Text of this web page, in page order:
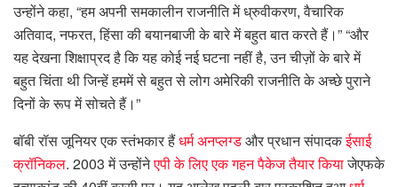
उन्होंने कहा, “हम अपनी समकालीन राजनीति में ध्रुवीकरण, वैचारिक
अतिवाद, नफरत, हिंसा की बयानबाजी के बारे में बहुत बात करते हैं।” “और
यह देखना शिक्षाप्रद है कि यह कोई नई घटना नहीं है, उन चीज़ों के बारे में
बहुत चिंता थी जिन्हें हममें से बहुत से लोग अमेरिकी राजनीति के अच्छे पुराने
दिनों के रूप में सोचते हैं।”
बॉबी रॉस जूनियर एक स्तंभकार हैंधर्म अनप्लग्डऔर प्रधान संपादकईसाई
क्रॉनिकल. 2003 में उन्होंनेएपी के लिए एक गहन पैकेज तैयार कियाजेएफके